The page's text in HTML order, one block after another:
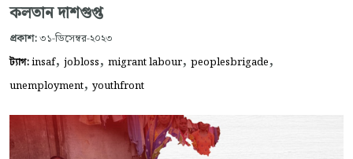
কলতান দাশগুপ্ত
প্রকাশ:৩১-ডিসেম্বর-২০২৩
ট্যাগ:insaf, jobloss, migrant labour, peoplesbrigade,
unemployment, youthfront